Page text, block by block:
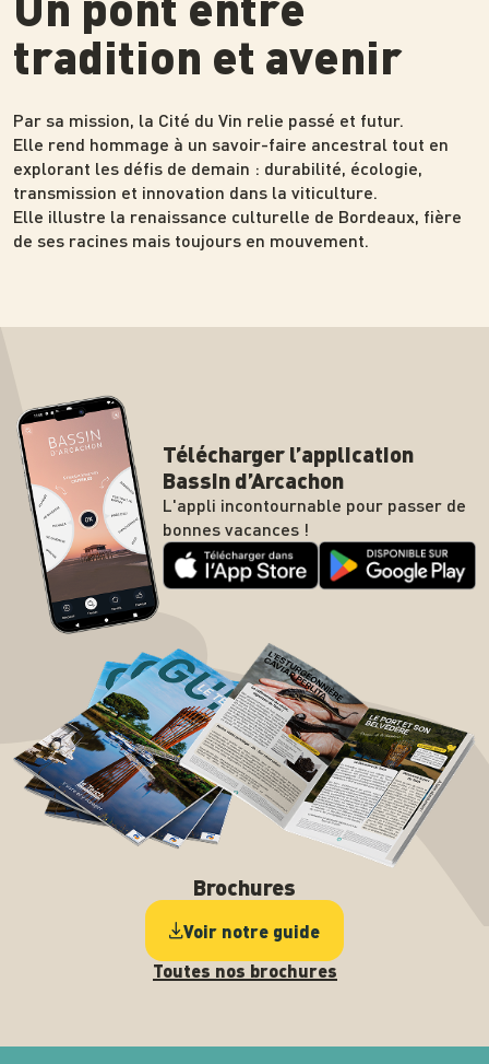
tradition et avenir
Par sa mission, la Cité du Vin relie passé et futur.
Elle rend hommage à un savoir-faire ancestral tout en
explorant les défis de demain : durabilité, écologie,
transmission et innovation dans la viticulture.
Elle illustre la renaissance culturelle de Bordeaux, fière
de ses racines mais toujours en mouvement.
Télécharger l’application
Bassin d’Arcachon
L'appli incontournable pour passer de
bonnes vacances !
Brochures
Voir notre guide
Toutes nos brochures